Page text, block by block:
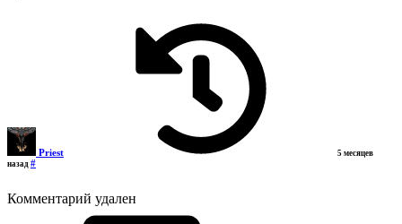
Priest
5 месяцев
назад #
Комментарий удален